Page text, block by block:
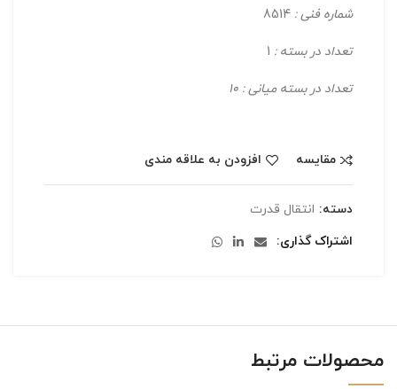
شماره فنی :
تعداد در بسته :
تعداد در بسته میانی : 10
مقایسه افزودن به علاقه مندی
دسته: انتقال قدرت
اشتراک گذاری
محصولات مرتبط